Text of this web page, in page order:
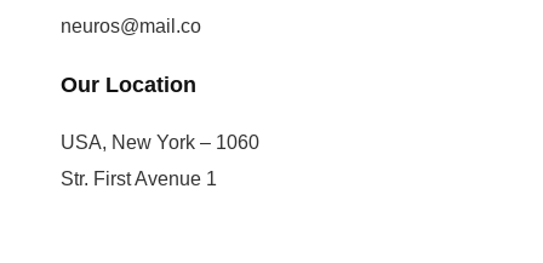
neuros@mail.co
Our Location
USA, New York – 1060
Str. First Avenue 1